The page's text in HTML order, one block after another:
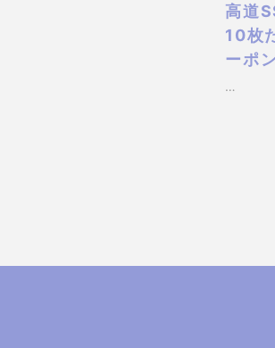
高道
10枚
ーポ
…